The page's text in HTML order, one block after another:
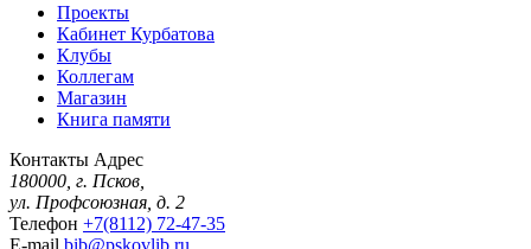
Проекты
Кабинет Курбатова
Клубы
Коллегам
Магазин
Книга памяти
Контакты Адрес
180000, г. Псков,
ул. Профсоюзная, д. 2
Телефон +7(8112) 72-47-35
E-mail bib@pskovlib.ru